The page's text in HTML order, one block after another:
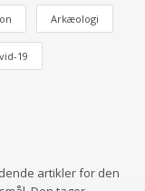
Arkæologi
19
artikler for den